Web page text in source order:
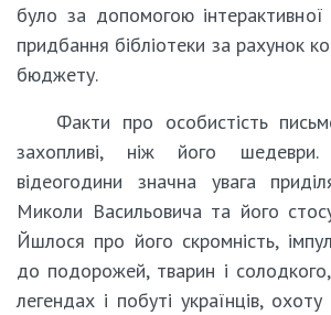
було за допомогою
придбання бібліотеки за рахунок
бюджету.
Факти про особистість
захопливі, ніж його
відеогодини значна увага
Миколи Васильовича та його
Йшлося про його скромність,
до подорожей, тварин і солодкого,
легендах і побуті українців,